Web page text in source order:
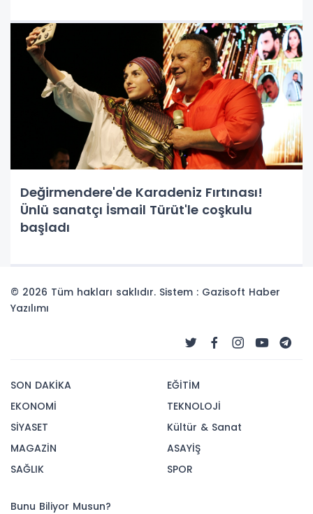
Değirmendere'de Karadeniz Fırtınası!
Ünlü sanatçı İsmail Türüt'le coşkulu
başladı
© 2026 Tüm hakları saklıdır. Sistem : Gazisoft Haber
Yazılımı
SON DAKİKA
EKONOMİ
SİYASET
MAGAZİN
SAĞLIK
EĞİTİM
TEKNOLOJİ
Kültür & Sanat
ASAYİŞ
SPOR
Bunu Biliyor Musun?